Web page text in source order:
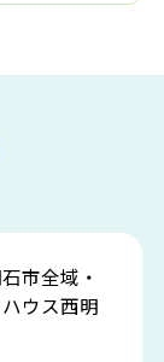
市全域・
ウス西明